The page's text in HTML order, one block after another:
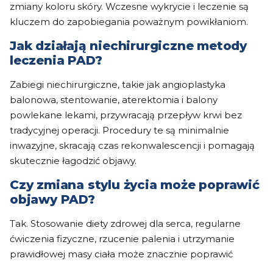
zmiany koloru skóry. Wczesne wykrycie i leczenie są
kluczem do zapobiegania poważnym powikłaniom.
Jak działają niechirurgiczne metody
leczenia PAD?
Zabiegi niechirurgiczne, takie jak angioplastyka
balonowa, stentowanie, aterektomia i balony
powlekane lekami, przywracają przepływ krwi bez
tradycyjnej operacji. Procedury te są minimalnie
inwazyjne, skracają czas rekonwalescencji i pomagają
skutecznie łagodzić objawy.
Czy zmiana stylu życia może poprawić
objawy PAD?
Tak. Stosowanie diety zdrowej dla serca, regularne
ćwiczenia fizyczne, rzucenie palenia i utrzymanie
prawidłowej masy ciała może znacznie poprawić